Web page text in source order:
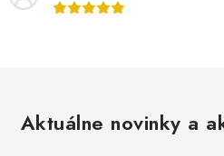
Aktuálne novinky a